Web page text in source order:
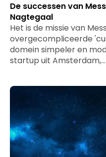
De successen van
Nagtegaal
Het is de missie van
overgecompliceerde
domein simpeler en
startup uit Amsterdam,…